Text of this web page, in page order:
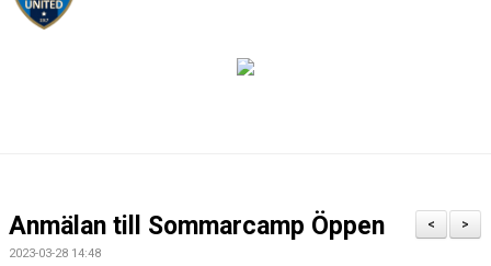
HEM
DOMARINFORMATION
>
<
Anmälan till Sommarcamp Öppen
2023-03-28 14:48